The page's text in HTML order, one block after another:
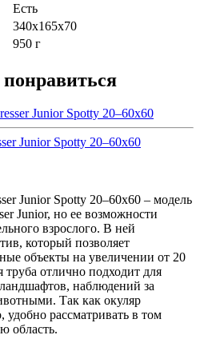
Есть
340х165х70
950 г
Junior Spotty 20–60x60
Junior Spotty 20–60x60 – модель
Junior, но ее возможности
взрослого. В ней
который позволяет
объекты на увеличении от 20
труба отлично подходит для
наблюдений за
Так как окуляр
рассматривать в том
область.